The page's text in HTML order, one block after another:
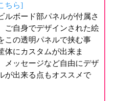
ちら]
ルボード部パネルが付属さ
自身でデザインされた絵
この透明パネルで挟む事
体にカスタムが出来ま
ッセージなど自由にデザ
が出来る点もオススメで